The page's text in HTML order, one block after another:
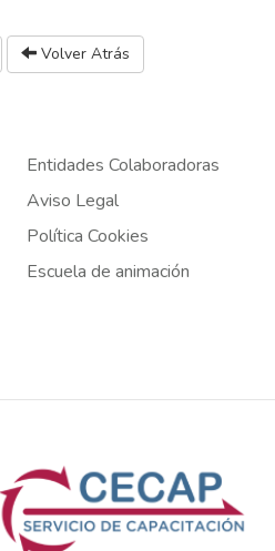
Volver Atrás
Entidades Colaboradoras
Aviso Legal
Política Cookies
Escuela de animación